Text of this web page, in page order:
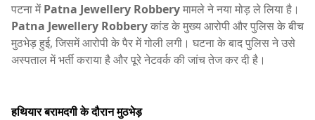
पटना मेंPatna Jewellery Robberyमामले ने नया मोड़ ले लिया है।
Patna Jewellery Robberyकांड के मुख्य आरोपी और पुलिस के बीच
मुठभेड़ हुई, जिसमें आरोपी के पैर में गोली लगी। घटना के बाद पुलिस ने उसे
अस्पताल में भर्ती कराया है और पूरे नेटवर्क की जांच तेज कर दी है।
हथियार बरामदगी के दौरान मुठभेड़